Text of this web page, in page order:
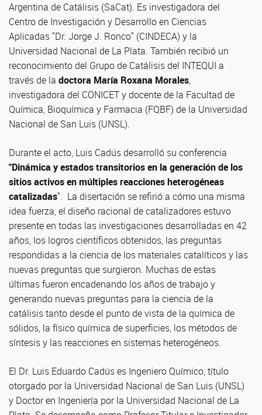
Argentina de Catálisis (SaCat). Es investigadora del
Centro de Investigación y Desarrollo en Ciencias
Aplicadas "Dr. Jorge J. Ronco" (CINDECA) y la
Universidad Nacional de La Plata. También recibió un
reconocimiento del Grupo de Catálisis del INTEQUI a
través de la doctora María Roxana Morales,
investigadora del CONICET y docente de la Facultad de
Química, Bioquímica y Farmacia (FQBF) de la Universidad
Nacional de San Luis (UNSL).
Durante el acto, Luis Cadús desarrolló su conferencia
"Dinámica y estados transitorios en la generación de los
sitios activos en múltiples reacciones heterogéneas
catalizadas". La disertación se refirió a cómo una misma
idea fuerza, el diseño racional de catalizadores estuvo
presente en todas las investigaciones desarrolladas en 42
años, los logros científicos obtenidos, las preguntas
respondidas a la ciencia de los materiales catalíticos y las
nuevas preguntas que surgieron. Muchas de estas
últimas fueron encadenando los años de trabajo y
generando nuevas preguntas para la ciencia de la
catálisis tanto desde el punto de vista de la química de
sólidos, la físico química de superficies, los métodos de
síntesis y las reacciones en sistemas heterogéneos.
El Dr. Luis Eduardo Cadús es Ingeniero Químico, título
otorgado por la Universidad Nacional de San Luis (UNSL)
y Doctor en Ingeniería por la Universidad Nacional de La